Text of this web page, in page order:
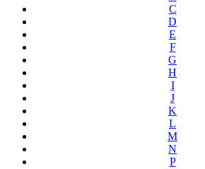
C
D
E
F
G
H
I
J
K
L
M
N
P